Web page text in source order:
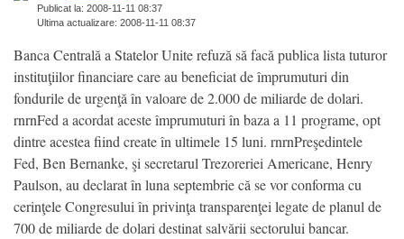
Publicat la: 2008-11-11 08:37
Ultima actualizare: 2008-11-11 08:37
Banca Centrală a Statelor Unite refuză să facă publica lista tuturor
instituţiilor financiare care au beneficiat de împrumuturi din
fondurile de urgenţă în valoare de 2.000 de miliarde de dolari.
rnrnFed a acordat aceste împrumuturi în baza a 11 programe, opt
dintre acestea fiind create în ultimele 15 luni. rnrnPreşedintele
Fed, Ben Bernanke, şi secretarul Trezoreriei Americane, Henry
Paulson, au declarat în luna septembrie că se vor conforma cu
cerinţele Congresului în privinţa transparenţei legate de planul de
700 de miliarde de dolari destinat salvării sectorului bancar.